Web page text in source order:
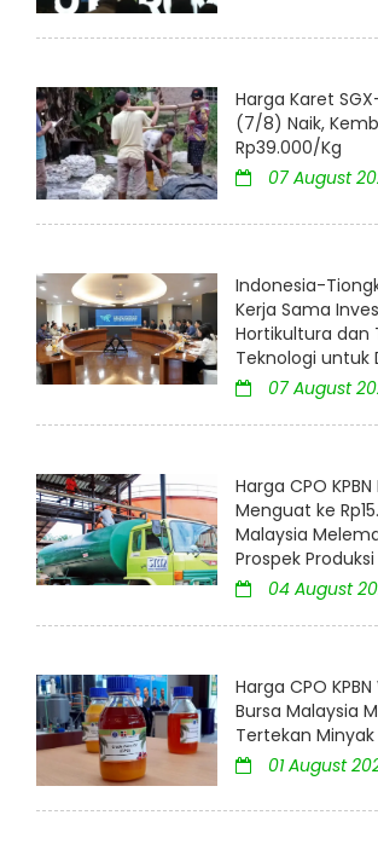
Harga Karet
(7/8) Naik,
Rp39.000/Kg
07 August
Indonesia-
Kerja Sama
Hortikultura dan
Teknologi untuk
07 August
Harga CPO
Menguat ke
Malaysia
Prospek Produksi
04 August
Harga CPO
Bursa Malaysia
Tertekan
01 August